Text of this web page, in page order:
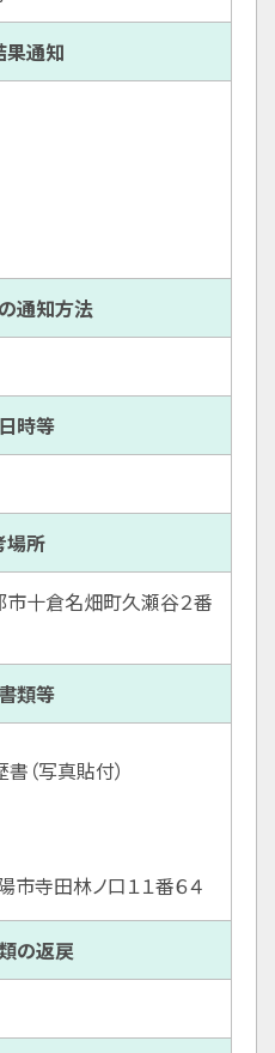
果通知
通知方法
時等
場所
十倉名畑町久瀬谷２番
類等
（写真貼付）
市寺田林ノ口１１番６４
の返戻